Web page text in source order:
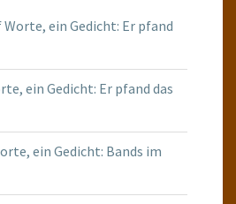
Worte, ein Gedicht: Er pfand
ein Gedicht: Er pfand das
ein Gedicht: Bands im